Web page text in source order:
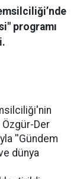
programı
Der
''Gündem
dünya